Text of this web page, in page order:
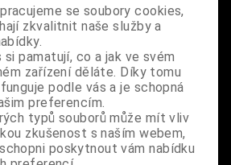
i jako brož
9 cm
také prodává
se soubory cookies,
zkvalitnit naše služby a
pamatují, co a jak ve svém
zařízení děláte. Díky tomu
podle vás a je schopná
preferencím.
typů souborů může mít vliv
zkušenost s naším webem,
poskytnout vám nabídku